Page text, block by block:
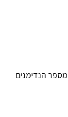
הנדימנים